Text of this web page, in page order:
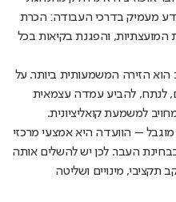
מעמיק בדרכי העבודה: הכרת
המועצתיות, והפגנת בקיאות בכל
הזירה המשמעותית ביותר. על
לנתח, להביע עמדה עצמאית
למשמעת קואליציונית.
– הוועדה היא אמצעי מרכזי
העבר. לכן יש להשלים אותה
תקציבי, מינויים ושליטה